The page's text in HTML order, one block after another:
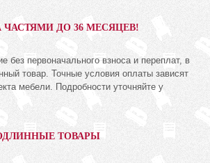
ЧАСТЯМИ ДО 36 МЕСЯЦЕВ!
без первоначального взноса и переплат, в
товар. Точные условия оплаты зависят
мебели. Подробности уточняйте у
ТОВАРЫ